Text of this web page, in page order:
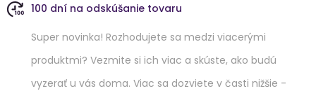
100 dní na odskúšanie tovaru
Super novinka! Rozhodujete sa medzi viacerými
produktmi? Vezmite si ich viac a skúste, ako budú
vyzerať u vás doma. Viac sa dozviete v časti nižšie -